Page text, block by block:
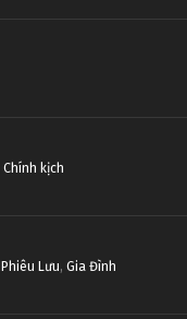
Chính kịch
Phiêu Lưu, Gia Đình